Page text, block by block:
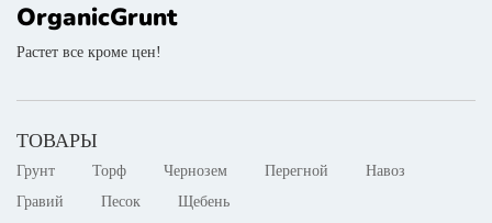
OrganicGrunt
Растет все кроме цен!
ТОВАРЫ
Грунт Торф Чернозем Перегной
Навоз
Гравий
Песок Щебень